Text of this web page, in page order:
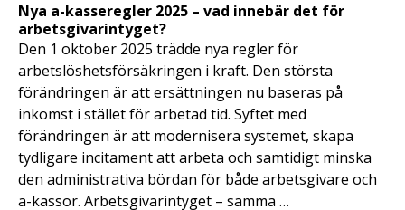
Nya a-kasseregler 2025 – vad innebär det för
arbetsgivarintyget?
Den 1 oktober 2025 trädde nya regler för
arbetslöshetsförsäkringen i kraft. Den största
förändringen är att ersättningen nu baseras på
inkomst i stället för arbetad tid. Syftet med
förändringen är att modernisera systemet, skapa
tydligare incitament att arbeta och samtidigt minska
den administrativa bördan för både arbetsgivare och
a-kassor. Arbetsgivarintyget – samma …